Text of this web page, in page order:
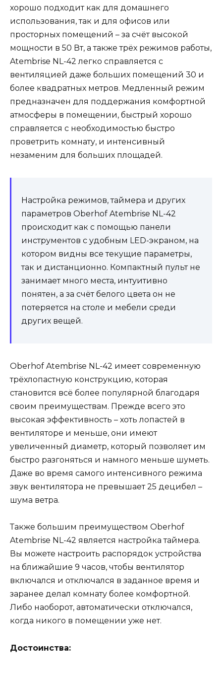
хорошо подходит как для домашнего
использования, так и для офисов или
просторных помещений – за счёт высокой
мощности в 50 Вт, а также трёх режимов работы,
Atembrise NL-42 легко справляется с
вентиляцией даже больших помещений 30 и
более квадратных метров. Медленный режим
предназначен для поддержания комфортной
атмосферы в помещении, быстрый хорошо
справляется с необходимостью быстро
проветрить комнату, и интенсивный
незаменим для больших площадей.
Настройка режимов, таймера и других
параметров Oberhof Atembrise NL-42
происходит как с помощью панели
инструментов с удобным LED-экраном, на
котором видны все текущие параметры,
так и дистанционно. Компактный пульт не
занимает много места, интуитивно
понятен, а за счёт белого цвета он не
потеряется на столе и мебели среди
других вещей.
Oberhof Atembrise NL-42 имеет современную
трёхлопастную конструкцию, которая
становится всё более популярной благодаря
своим преимуществам. Прежде всего это
высокая эффективность – хоть лопастей в
вентиляторе и меньше, они имеют
увеличенный диаметр, который позволяет им
быстро разгоняться и намного меньше шуметь.
Даже во время самого интенсивного режима
звук вентилятора не превышает 25 децибел –
шума ветра.
Также большим преимуществом Oberhof
Atembrise NL-42 является настройка таймера.
Вы можете настроить распорядок устройства
на ближайшие 9 часов, чтобы вентилятор
включался и отключался в заданное время и
заранее делал комнату более комфортной.
Либо наоборот, автоматически отключался,
когда никого в помещении уже нет.
Достоинства: